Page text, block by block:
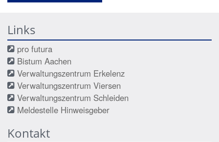
Links
pro futura
Bistum Aachen
Verwaltungszentrum Erkelenz
Verwaltungszentrum Viersen
Verwaltungszentrum Schleiden
Meldestelle Hinweisgeber
Kontakt